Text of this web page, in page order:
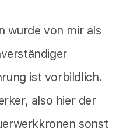
wurde von mir als
ist vorbildlich.
also hier der
sonst